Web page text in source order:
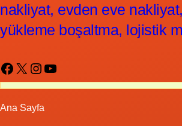
nakliyat, evden eve nakliyat,
yükleme boşaltma, lojistik
Facebook X Instagram YouTube
Ana Sayfa